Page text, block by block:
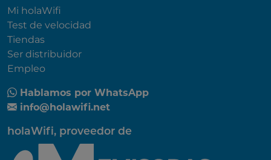
Mi holaWifi
Test de velocidad
Tiendas
Ser distribuidor
Empleo
Hablamos por WhatsApp
info@holawifi.net
holaWifi, proveedor de